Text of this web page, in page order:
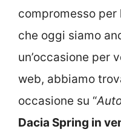
compromesso
che oggi siamo
un’occasione per
web, abbiamo
occasione su “
Dacia Spring in